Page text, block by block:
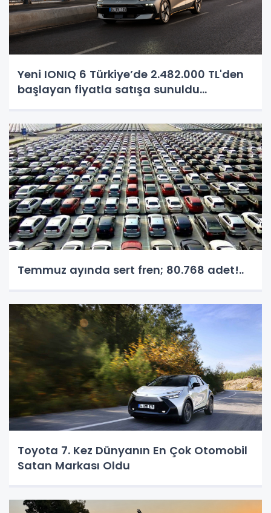
Yeni IONIQ 6 Türkiye’de 2.482.000 TL'den
başlayan fiyatla satışa sunuldu...
Temmuz ayında sert fren; 80.768 adet!..
Toyota 7. Kez Dünyanın En Çok Otomobil
Satan Markası Oldu